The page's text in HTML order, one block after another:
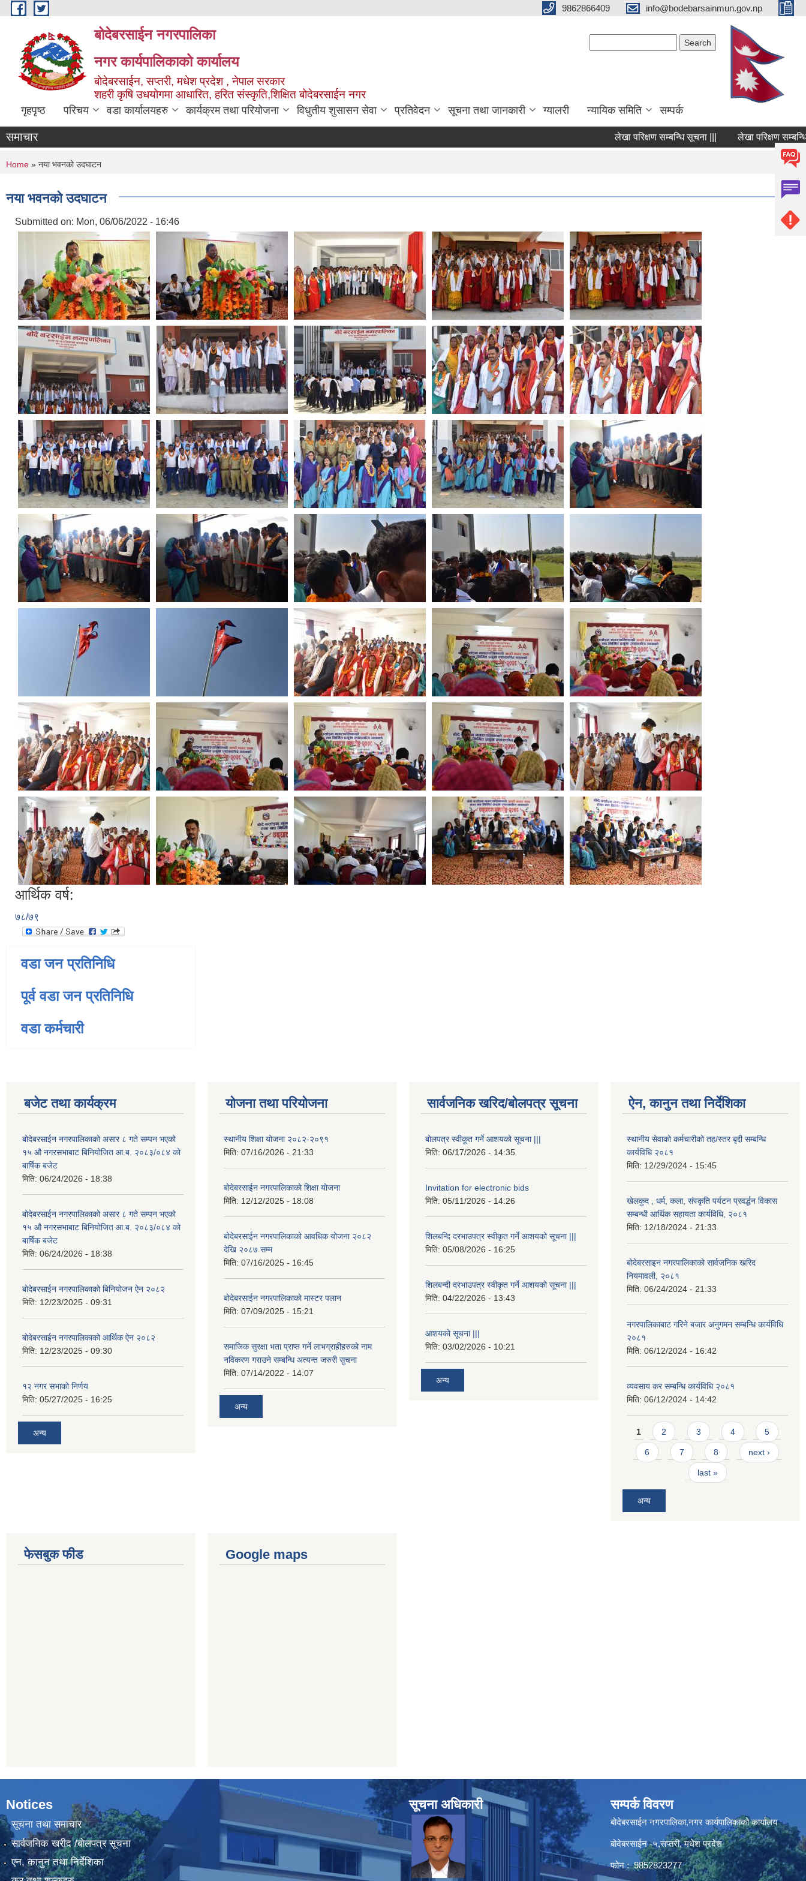
Skip to main content 9862866409 info@bodebarsainmun.gov.np
बोदेबरसाईन नगरपालिका
नगर कार्यपालिकाको कार्यालय
बोदेबरसाईन, सप्तरी, मधेश प्रदेश , नेपाल सरकार
शहरी कृषि उधयोगमा आधारित, हरित संस्कृति,शिक्षित बोदेबरसाईन नगर
गृहपृष्ठ परिचय वडा कार्यालयहरु कार्यक्रम तथा परियोजना विधुतीय शुसासन सेवा प्रतिवेदन सूचना तथा जानकारी ग्यालरी न्यायिक समिति सम्पर्क
समाचार लेखा परिक्षण सम्बन्धि सूचना ||| लेखा परिक्षण सम्बन्धि
2
You are here
Home » नया भवनको उदघाटन
नया भवनको उदघाटन
Submitted on: Mon, 06/06/2022 - 16:46
आर्थिक वर्ष:
७८/७९
वडा जन प्रतिनिधि
पूर्व वडा जन प्रतिनिधि
वडा कर्मचारी
बजेट तथा कार्यक्रम
बोदेबरसाईन नगरपालिकाको असार ८ गते सम्पन भएको
१५ ‍‍‍औ नगरसभाबाट बिनियोजित आ.ब. २०८३/०८४ को
बार्षिक बजेट
मिति: 06/24/2026 - 18:38
बोदेबरसाईन नगरपालिकाको असार ८ गते सम्पन भएको
१५ ‍‍‍औ नगरसभाबाट बिनियोजित आ.ब. २०८३/०८४ को
बार्षिक बजेट
मिति: 06/24/2026 - 18:38
बोदेबरसाईन नगरपालिकाको बिनियोजन ऐन २०८२
मिति: 12/23/2025 - 09:31
बोदेबरसाईन नगरपालिकाको आर्थिक ऐन २०८२
मिति: 12/23/2025 - 09:30
१२ नगर सभाको निर्णय
मिति: 05/27/2025 - 16:25
अन्य
योजना तथा परियोजना
स्थानीय शिक्षा योजना २०८२-२०९१
मिति: 07/16/2026 - 21:33
बोदेबरसाईन नगरपालिकाको शिक्षा योजना
मिति: 12/12/2025 - 18:08
बोदेबरसाईन नगरपालिकाको आवधिक योजना २०८२
देखि २०८७ सम्म
मिति: 07/16/2025 - 16:45
बोदेबरसाईन नगरपालिकाको मास्टर पलान
मिति: 07/09/2025 - 15:21
समाजिक सुरक्षा भता प्राप्त गर्ने लाभग्राहीहरुको नाम
नविकरण गराउने सम्बन्धि अत्यन्त जरुरी सुचना
मिति: 07/14/2022 - 14:07
अन्य
सार्वजनिक खरिद/बोलपत्र सूचना
बोलपत्र स्वीकूत गर्ने आशयको सूचना |||
मिति: 06/17/2026 - 14:35
Invitation for electronic bids
मिति: 05/11/2026 - 14:26
शिलबन्दि दरभाउपत्र स्वीकृत गर्ने आशयको सूचना |||
मिति: 05/08/2026 - 16:25
शिलबन्दी दरभाउपत्र स्वीकृत गर्ने आशयको सूचना |||
मिति: 04/22/2026 - 13:43
आशयको सूचना |||
मिति: 03/02/2026 - 10:21
अन्य
ऐन, कानुन तथा निर्देशिका
स्थानीय सेवाको कर्मचारीको तह/स्तर बृद्दी सम्बन्धि
कार्यविधि २०८१
मिति: 12/29/2024 - 15:45
खेलकुद , धर्म, कला, संस्कृति पर्यटन प्रवर्द्धन विकास
सम्बन्धी आर्थिक सहायता कार्यविधि, २०८१
मिति: 12/18/2024 - 21:33
बोदेबरसाइन नगरपालिकाको सार्वजनिक खरिद
नियमावली, २०८१
मिति: 06/24/2024 - 21:33
नगरपालिकाबाट गरिने बजार अनुगमन सम्बन्धि कार्यविधि
२०८१
मिति: 06/12/2024 - 16:42
व्यवसाय कर सम्बन्धि कार्यविधि २०८१
मिति: 06/12/2024 - 14:42
Pages
1 2 3 4 5
6 7 8 next ›
last »
अन्य
फेसबुक फीड Google maps
Notices
सूचना तथा समाचार
सार्वजनिक खरीद /बोलपत्र सूचना
एन, कानुन तथा निर्देशिका
सूचना अधिकारी सम्पर्क विवरण
बोदेबरसाईन नगरपालिका,नगर कार्यपालिकाको कार्यालय
बोदेबरसाईन -५,सप्तरी, मधेश प्रदेश
फोन : 9852823277